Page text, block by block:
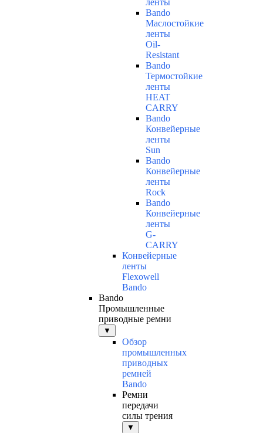
ленты
Bando
Маслостойкие
ленты
Oil-
Resistant
Bando
Термостойкие
ленты
HEAT
CARRY
Bando
Конвейерные
ленты
Sun
Bando
Конвейерные
ленты
Rock
Bando
Конвейерные
ленты
G-
CARRY
Конвейерные
ленты
Flexowell
Bando
Bando
Промышленные
приводные ремни
▼
Обзор
промышленных
приводных
ремней
Bando
Ремни
передачи
силы трения
▼